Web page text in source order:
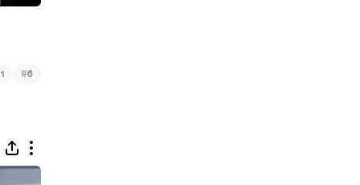
1 #6